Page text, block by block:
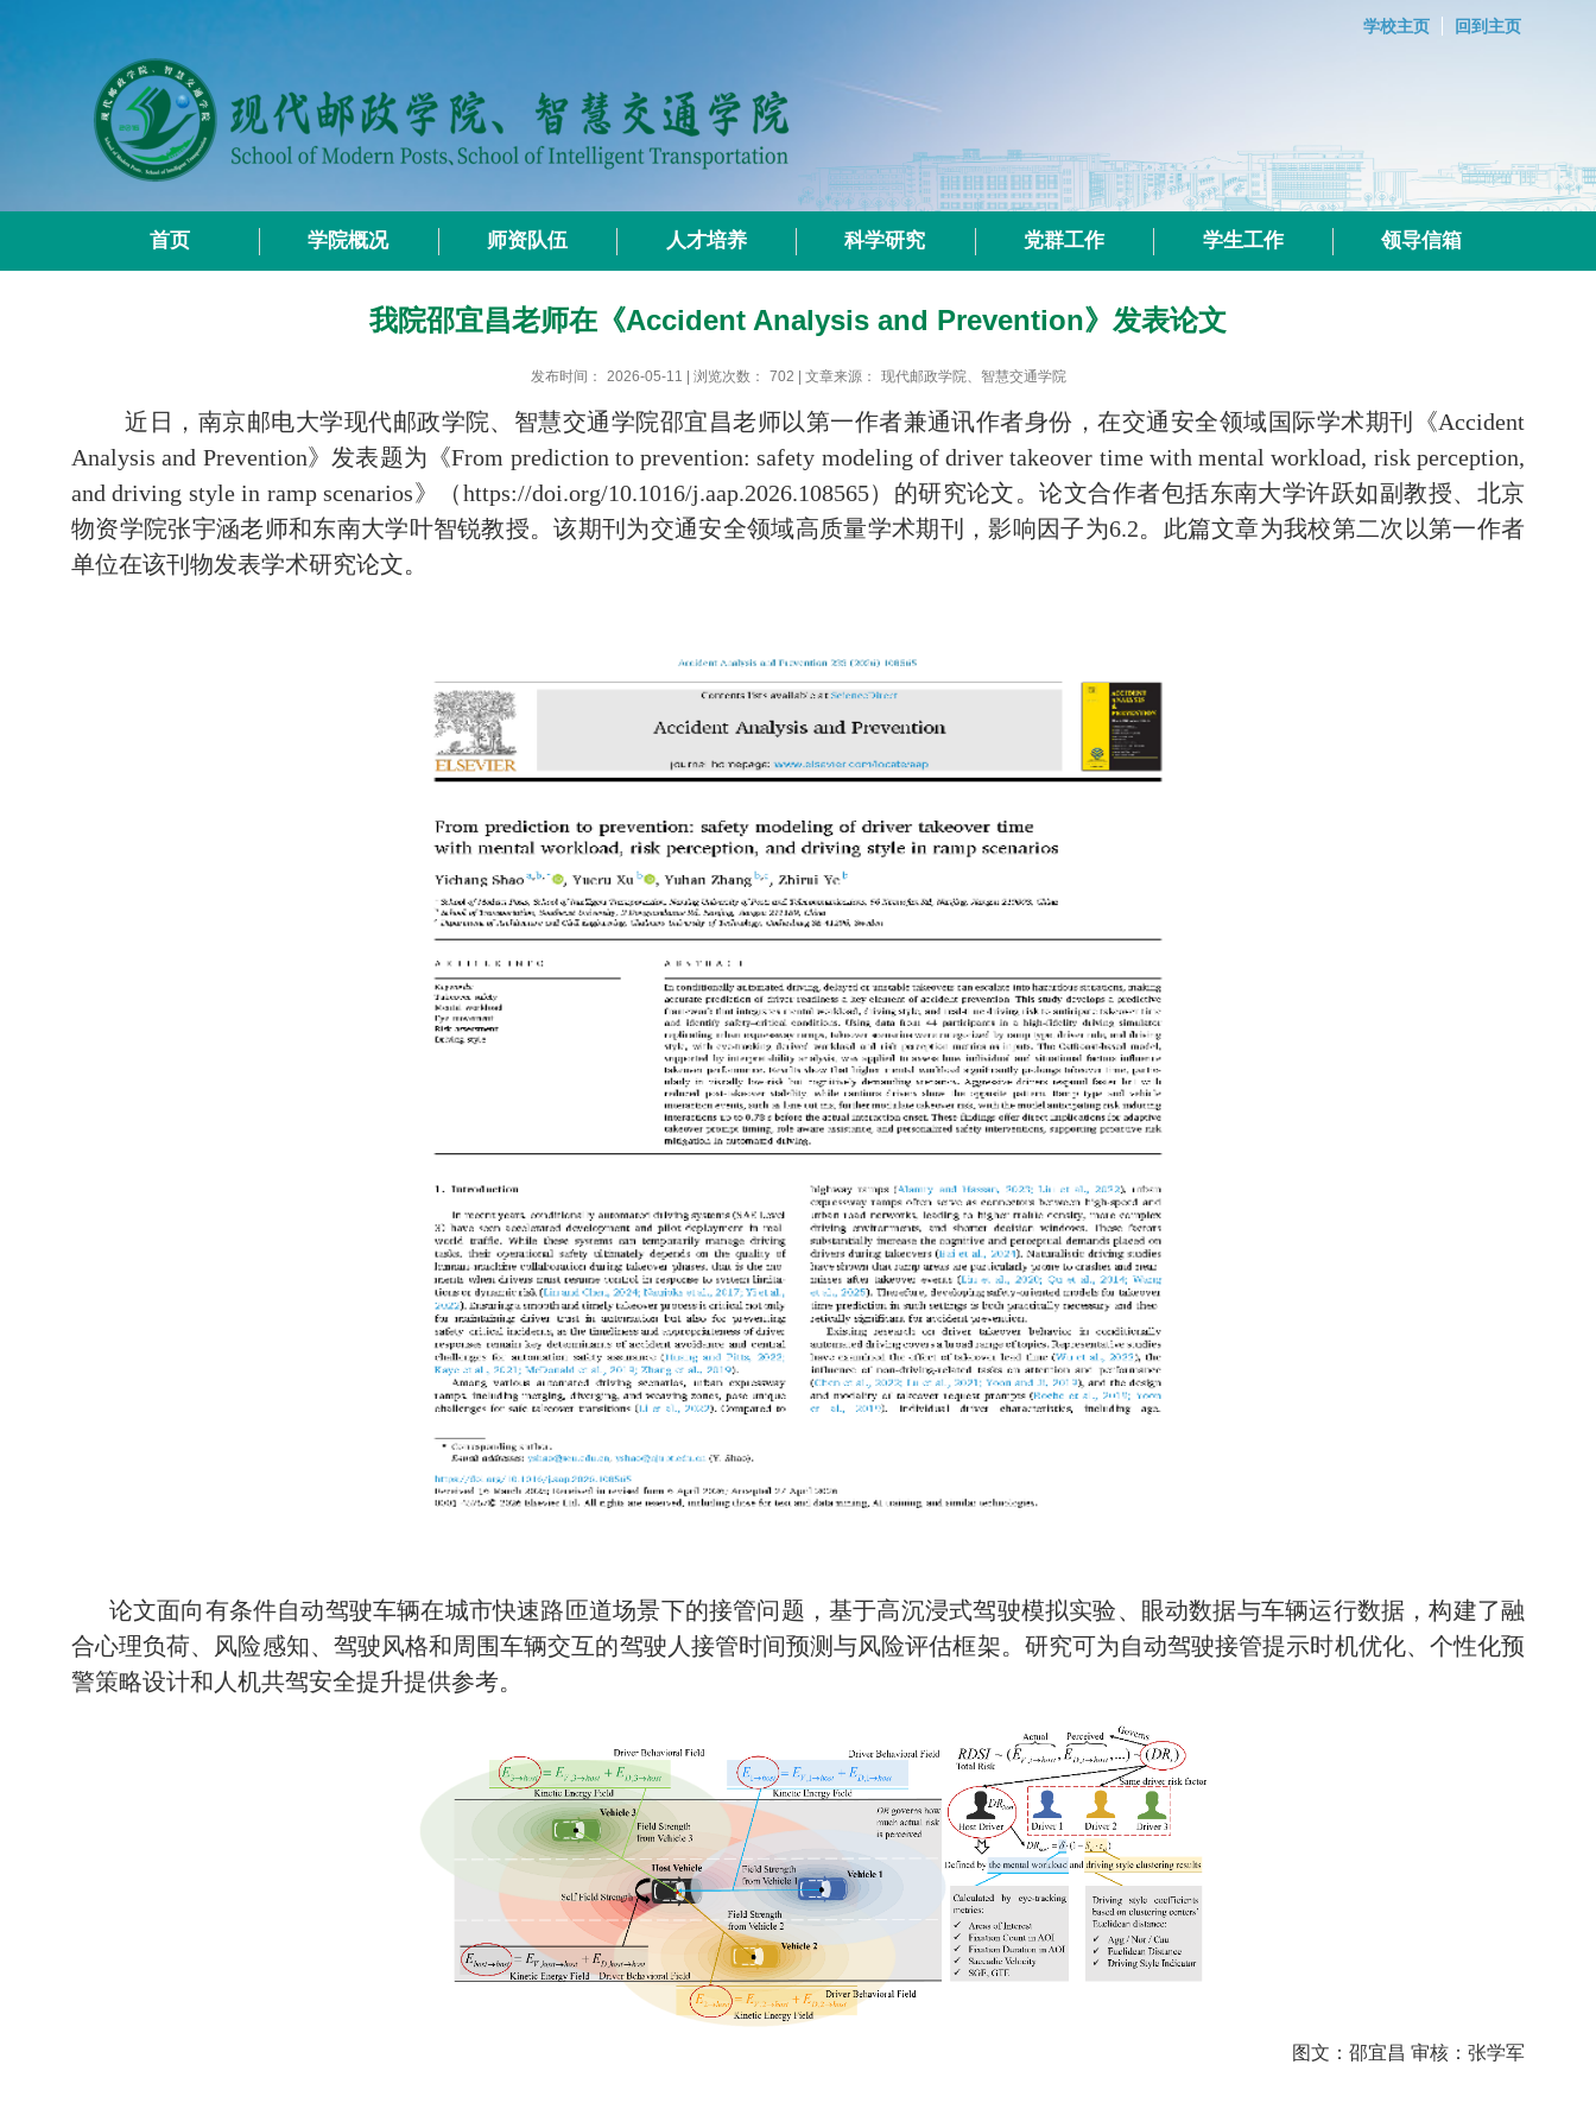
学校主页 回到主页
首页 学院概况 师资队伍 人才培养 科学研究 党群工作 学生工作 领导信箱
我院邵宜昌老师在《Accident Analysis and Prevention》发表论文
发布时间： 2026-05-11 | 浏览次数： 702 | 文章来源： 现代邮政学院、智慧交通学院
近日，南京邮电大学现代邮政学院、智慧交通学院邵宜昌老师以第一作者兼通讯作者身份，在交通安全领域国际学术期刊《Accident
Analysis and Prevention》发表题为《From prediction to prevention: safety modeling of driver takeover time with mental workload, risk perception,
and driving style in ramp scenarios》（https://doi.org/10.1016/j.aap.2026.108565）的研究论文。论文合作者包括东南大学许跃如副教授、北京
物资学院张宇涵老师和东南大学叶智锐教授。该期刊为交通安全领域高质量学术期刊，影响因子为6.2。此篇文章为我校第二次以第一作者
单位在该刊物发表学术研究论文。
论文面向有条件自动驾驶车辆在城市快速路匝道场景下的接管问题，基于高沉浸式驾驶模拟实验、眼动数据与车辆运行数据，构建了融
合心理负荷、风险感知、驾驶风格和周围车辆交互的驾驶人接管时间预测与风险评估框架。研究可为自动驾驶接管提示时机优化、个性化预
警策略设计和人机共驾安全提升提供参考。
图文：邵宜昌 审核：张学军